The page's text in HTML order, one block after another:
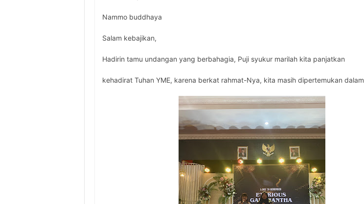
Nammo buddhaya
Salam kebajikan,
Hadirin tamu undangan yang berbahagia, Puji syukur marilah kita panjatkan
kehadirat Tuhan YME, karena berkat rahmat-Nya, kita masih dipertemukan dalam